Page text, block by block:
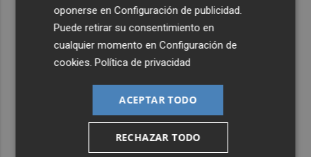
oponerse enConfiguración de publicidad
Puede retirar su consentimiento en
cualquier momento enConfiguración de
cookies .Política de privacidad
ACEPTAR TODO
RECHAZAR TODO